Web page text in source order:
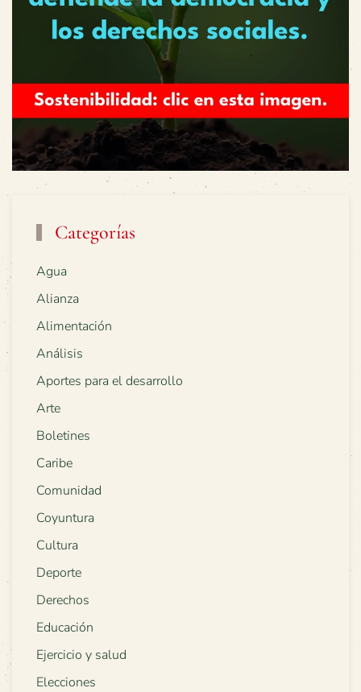
Categorías
Agua
Alianza
Alimentación
Análisis
Aportes para el desarrollo
Arte
Boletines
Caribe
Comunidad
Coyuntura
Cultura
Deporte
Derechos
Educación
Ejercicio y salud
Elecciones